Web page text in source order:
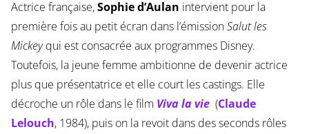
Actrice française,Sophie d’Aulan intervient pour la
première fois au petit écran dans l’émissionSalut les
Mickeyqui est consacrée aux programmes Disney.
Toutefois, la jeune femme ambitionne de devenir actrice
plus que présentatrice et elle court les castings. Elle
décroche un rôle dans le film Viva la vie (Claude
Lelouch, 1984), puis on la revoit dans des seconds rôles